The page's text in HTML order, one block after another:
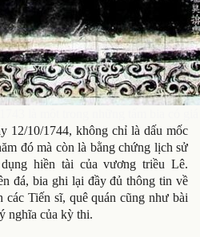
12/10/1744, không chỉ là dấu mốc
đó mà còn là bằng chứng lịch sử
hiền tài của vương triều Lê.
đá, bia ghi lại đầy đủ thông tin về
các Tiến sĩ, quê quán cũng như bài
nghĩa của kỳ thi.